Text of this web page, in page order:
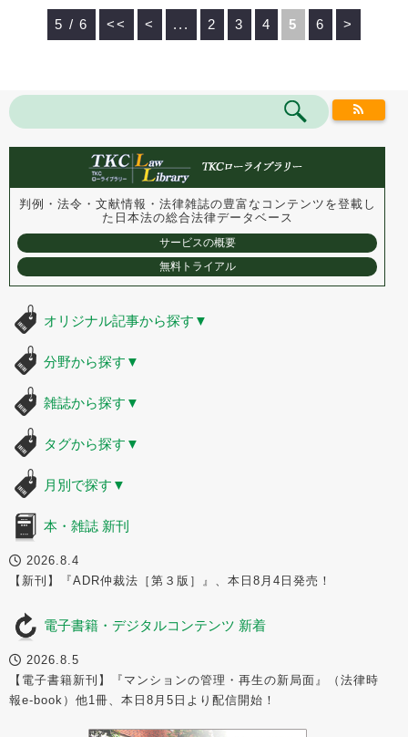
5 / 6 << < ... 2 3 4 5 6 >
判例・法令・文献情報・法律雑誌の豊富なコンテンツを登載し
た 日本法の総合法律データベース
サービスの概要
無料トライアル
オリジナル記事から探す ▼
分野から探す ▼
雑誌から探す ▼
タグから探す ▼
月別で探す ▼
本・雑誌 新刊
2026.8.4
【新刊】『ADR仲裁法［第３版］』、本日8月4日発売！
電子書籍・デジタルコンテンツ 新着
2026.8.5
【電子書籍新刊】『マンションの管理・再生の新局面』（法律時
報e-book）他1冊、本日8月5日より配信開始！